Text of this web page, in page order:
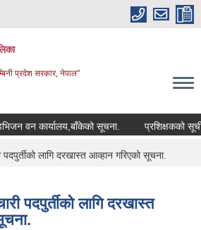
प्रदेश सरकार, नेपाल"
वन कार्यालय,बाँकेको सूचना. प्रशिक्षकको सूची दर्ता
पदपुर्तीको लागि दरखास्त आव्हान गरिएको सूचना.
पदपुर्तीको लागि दरखास्त